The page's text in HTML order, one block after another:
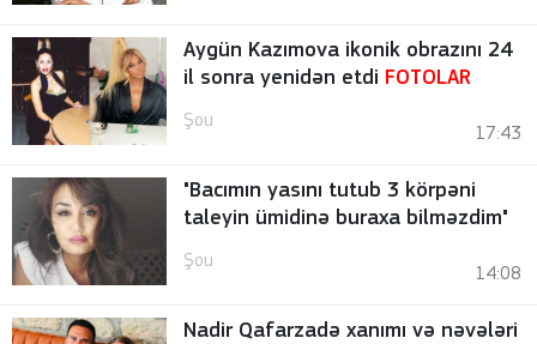
Aygün Kazımova ikonik obrazını 24
il sonra yenidən etdi FOTOLAR
Şou
17:43
"Bacımın yasını tutub 3 körpəni
taleyin ümidinə buraxa bilməzdim"
Şou
14:08
Nadir Qafarzadə xanımı və nəvələri